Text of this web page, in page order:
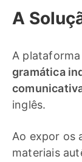
A
A plataforma
gramática
inglês.
Ao expor os
materiais